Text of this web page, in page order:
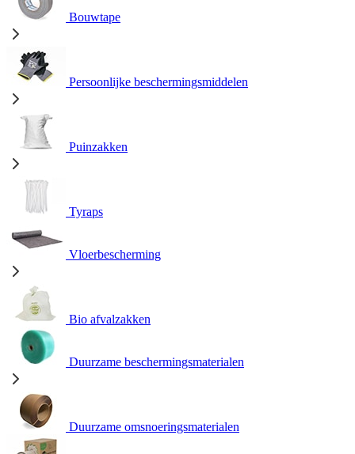
Bouwtape
Persoonlijke beschermingsmiddelen
Puinzakken
Tyraps
Vloerbescherming
Bio afvalzakken
Duurzame beschermingsmaterialen
Duurzame omsnoeringsmaterialen